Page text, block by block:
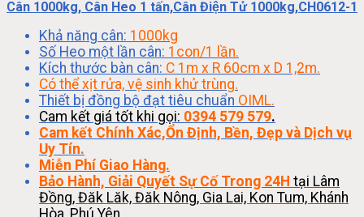
Cân 1000kg, Cân Heo 1 tấn,Cân Điện Tử 1000kg,CH0612-1
Khả năng cân: 1000kg
Số Heo một lần cân: 1con/1 lần.
Kích thước bàn cân: C 1m x R 60cm x D 1,2m.
Có thể xịt rửa, vệ sinh khử trùng.
Thiết bị đồng bộ đạt tiêu chuẩn OIML.
Cam kết giá tốt khi gọi: 0394 579 579.
Cam kết Chính Xác,Ổn Định, Bền, Đẹp và Dịch vụ
Uy Tín.
Miễn Phí Giao Hàng.
Bảo Hành, Giải Quyết Sự Cố Trong 24H tại Lâm
Đồng, Đăk Lăk, Đăk Nông, Gia Lai, Kon Tum, Khánh